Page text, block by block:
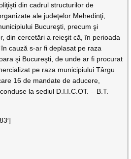
din cadrul structurilor de
ale judeţelor Mehedinţi,
Bucureşti, precum şi
din cercetări a reieşit că, în perioada
cauză s-ar fi deplasat pe raza
şi Bucureşti, de unde ar fi procurat
pe raza municipiului Târgu
16 de mandate de aducere,
la sediul D.I.I.C.OT. – B.T.